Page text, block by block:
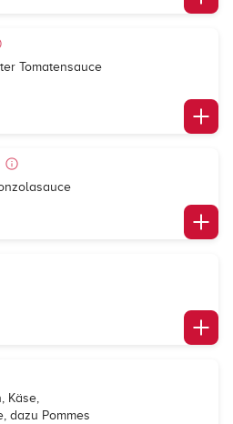
Tomatensauce
Käse,
dazu Pommes